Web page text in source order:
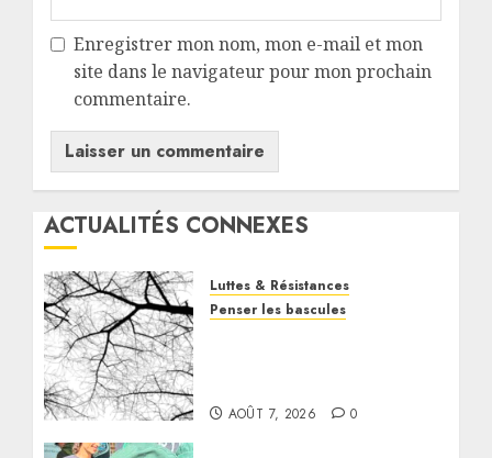
Enregistrer mon nom, mon e-mail et mon
site dans le navigateur pour mon prochain
commentaire.
ACTUALITÉS CONNEXES
Luttes & Résistances
Penser les bascules
AOÛT 7, 2026 0